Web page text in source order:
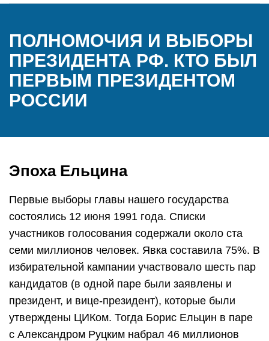
ПОЛНОМОЧИЯ И ВЫБОРЫ
ПРЕЗИДЕНТА РФ. КТО БЫЛ
ПЕРВЫМ ПРЕЗИДЕНТОМ
РОССИИ
Эпоха Ельцина
Первые выборы главы нашего государства
состоялись 12 июня 1991 года. Списки
участников голосования содержали около ста
семи миллионов человек. Явка составила 75%. В
избирательной кампании участвовало шесть пар
кандидатов (в одной паре были заявлены и
президент, и вице-президент), которые были
утверждены ЦИКом. Тогда Борис Ельцин в паре
с Александром Руцким набрал 46 миллионов